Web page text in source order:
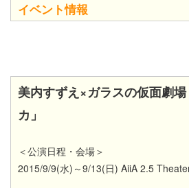
イベント情報
美内すずえ×ガラスの仮面劇
カ」
＜公演日程・会場＞
2015/9/9(水)～9/13(日) AiiA 2.5